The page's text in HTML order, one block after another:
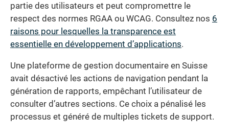
partie des utilisateurs et peut compromettre le
respect des normes RGAA ou WCAG. Consultez nos 6
raisons pour lesquelles la transparence est
essentielle en développement d’applications.
Une plateforme de gestion documentaire en Suisse
avait désactivé les actions de navigation pendant la
génération de rapports, empêchant l’utilisateur de
consulter d’autres sections. Ce choix a pénalisé les
processus et généré de multiples tickets de support.